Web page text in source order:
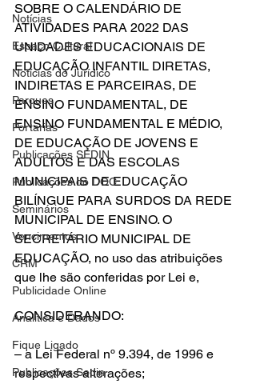
Notícias
Espaço Cultural
Notícias do Jurídico
Parques
Portarias
Publicações SEDIN
Publicações do DOC
Seminários
Vencimentos
CRM
Publicidade Online
Analítica e Dados
Fique Ligado
Publicações Sedin
SOBRE O CALENDÁRIO DE
ATIVIDADES PARA 2022 DAS
UNIDADES EDUCACIONAIS DE
EDUCAÇÃO INFANTIL DIRETAS,
INDIRETAS E PARCEIRAS, DE
ENSINO FUNDAMENTAL, DE
ENSINO FUNDAMENTAL E MÉDIO,
DE EDUCAÇÃO DE JOVENS E
ADULTOS E DAS ESCOLAS
MUNICIPAIS DE EDUCAÇÃO
BILÍNGUE PARA SURDOS DA REDE
MUNICIPAL DE ENSINO. O
SECRETÁRIO MUNICIPAL DE
EDUCAÇÃO, no uso das atribuições
que lhe são conferidas por Lei e,
CONSIDERANDO:
– a Lei Federal nº 9.394, de 1996 e
respectivas alterações;